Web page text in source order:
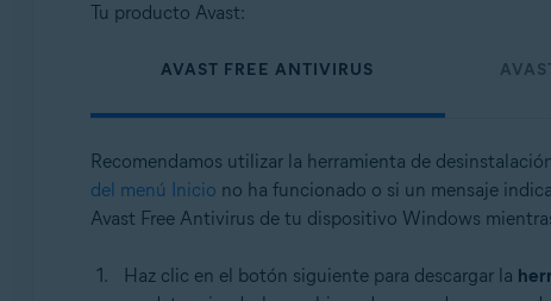
Avast Free Antivirus
Avast Secure Browser
Sistemas operativos:
Tu producto Avast:
AVAST FREE ANTIVIRUS
Recomendamos utilizar la herramienta de
del menú Inicio no ha funcionado o si un mensaje
Avast Free Antivirus de tu dispositivo Windows
Haz clic en el botón siguiente para descargar la